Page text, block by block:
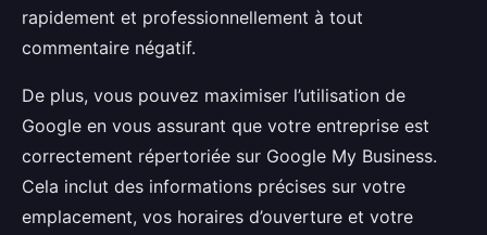
rapidement et professionnellement à tout
commentaire négatif.
De plus, vous pouvez maximiser l’utilisation de
Google en vous assurant que votre entreprise est
correctement répertoriée sur Google My Business.
Cela inclut des informations précises sur votre
emplacement, vos horaires d’ouverture et votre